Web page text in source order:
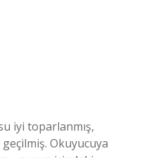
iyi toparlanmış,
Okuyucuya